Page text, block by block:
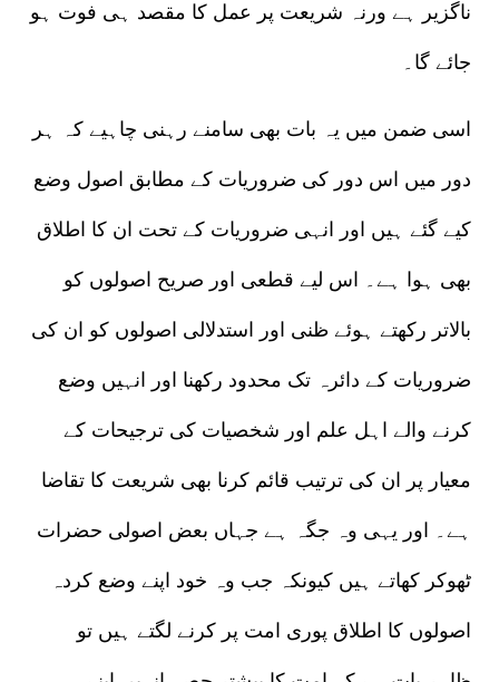
ناگزیر ہے ورنہ شریعت پر عمل کا مقصد ہی فوت ہو
جائے گا۔
اسی ضمن میں یہ بات بھی سامنے رہنی چاہیے کہ ہر
دور میں اس دور کی ضروریات کے مطابق اصول وضع
کیے گئے ہیں اور انہی ضروریات کے تحت ان کا اطلاق
بھی ہوا ہے۔ اس لیے قطعی اور صریح اصولوں کو
بالاتر رکھتے ہوئے ظنی اور استدلالی اصولوں کو ان کی
ضروریات کے دائرہ تک محدود رکھنا اور انہیں وضع
کرنے والے اہل علم اور شخصیات کی ترجیحات کے
معیار پر ان کی ترتیب قائم کرنا بھی شریعت کا تقاضا
ہے۔ اور یہی وہ جگہ ہے جہاں بعض اصولی حضرات
ٹھوکر کھاتے ہیں کیونکہ جب وہ خود اپنے وضع کردہ
اصولوں کا اطلاق پوری امت پر کرنے لگتے ہیں تو